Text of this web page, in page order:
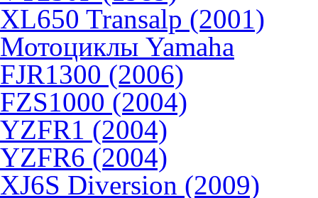
XL650 Transalp (2001)
Мотоциклы Yamaha
FJR1300 (2006)
FZS1000 (2004)
YZFR1 (2004)
YZFR6 (2004)
XJ6S Diversion (2009)